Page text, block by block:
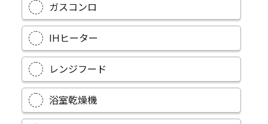
ガスコンロ
IHヒーター
レンジフード
浴室乾燥機